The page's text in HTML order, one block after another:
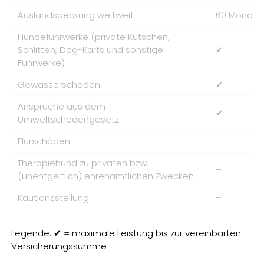
Auslandsdeckung weltweit
60 Monate
Hundefuhrwerke (private Kutschen,
Schlitten, Dog-Karts und sonstige
Fuhrwerke)
✔
Gewässerschäden
✔
Ansprüche aus dem
Umweltschadengesetz
✔
Flurschäden
–
Therapiehund zu privaten bzw.
(unentgeltlich) ehrenamtlichen Zwecken
–
Kautionsstellung –
Legende: ✔ = maximale Leistung bis zur vereinbarten
Versicherungssumme